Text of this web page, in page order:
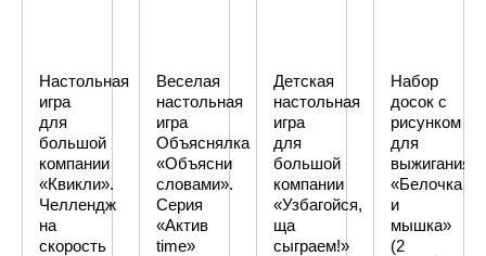
Настольная
игра
для
большой
компании
«Квикли».
Челлендж
на
скорость
Веселая
настольная
игра
Объяснялка
«Объясни
словами».
Серия
«Актив
time»
Детская
настольная
игра
для
большой
компании
«Узбагойся,
ща
сыграем!»
Набор
досок с
рисунком
для
выжигания
«Белочка
и
мышка»
(2